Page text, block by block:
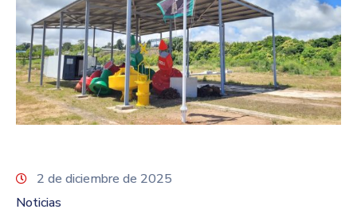
Inscripciones
Noticias
Corporativo
Contacto
2 de diciembre de 2025
Noticias